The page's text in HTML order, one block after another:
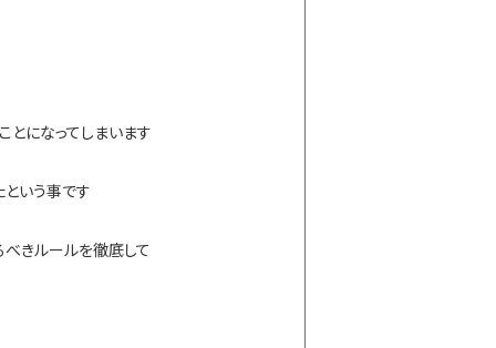
になってしまいます
いう事です
きルールを徹底して